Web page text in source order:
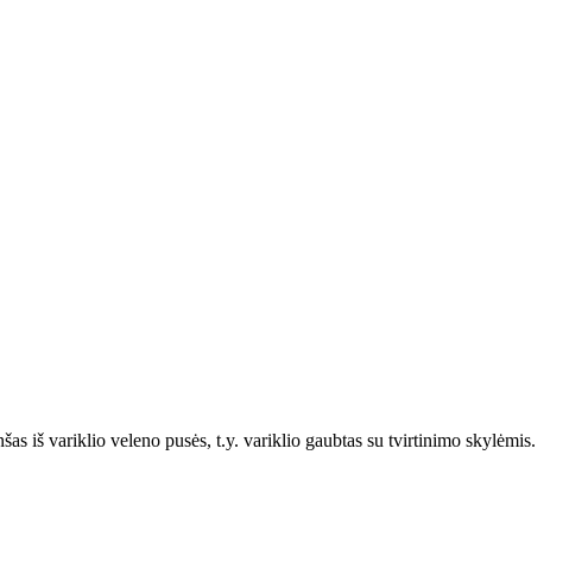
iš variklio veleno pusės, t.y. variklio gaubtas su tvirtinimo skylėmis.